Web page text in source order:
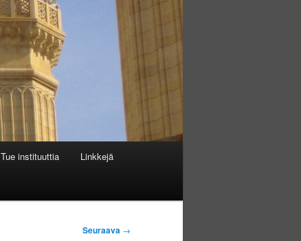
Tue instituuttia Linkkejä
Seuraava →